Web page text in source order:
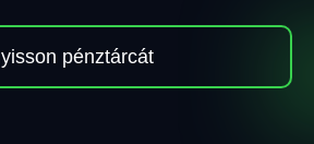
pénztárcát